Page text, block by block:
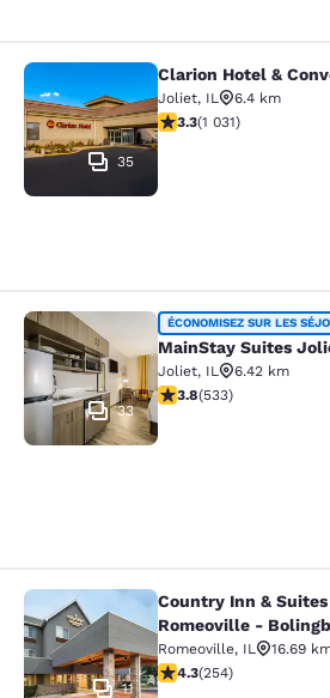
Clarion Hotel &
35
Clarion Hotel &
Joliet, IL
6.4 km
3.26 étoiles. Bien. 1031
3.3(1 031)
MainStay Suites
33
ÉCONOMISEZ SUR LES
MainStay Suites
Joliet, IL
6.42 km
3.8 étoiles. Bien. 533
3.8(533)
Country Inn & Suites
11
Country Inn &
Romeoville -
Romeoville, IL
16.69
4.32 étoiles. Excellent.
4.3(254)